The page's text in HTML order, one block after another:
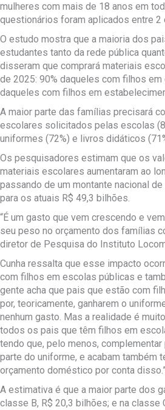
mulheres com mais de 18 anos em
questionários foram aplicados entre 2
O estudo mostra que a maioria dos
estudantes tanto da rede pública
disseram que comprará materiais
de 2025: 90% daqueles com filhos
daqueles com filhos em
A maior parte das famílias precisará
escolares solicitados pelas escolas
uniformes (72%) e livros didáticos
Os pesquisadores estimam que os
materiais escolares aumentaram ao
passando de um montante nacional
para os atuais R$ 49,3 bilhões.
“É um gasto que vem crescendo e
seu peso no orçamento dos famílias
diretor de Pesquisa do Instituto
Cunha ressalta que esse impacto
com filhos em escolas públicas e
gente acha que pais que estão com
por, teoricamente, ganharem o
nenhum gasto. Mas a realidade é
todos os pais que têm filhos em
tendo que, pelo menos,
parte do uniforme, e acabam também
orçamento doméstico por conta disso.”
A estimativa é que a maior parte dos
classe B, R$ 20,3 bilhões; e na classe